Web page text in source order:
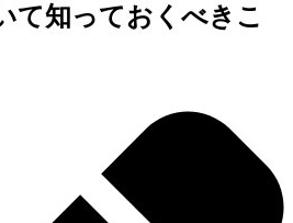
て知っておくべきこ